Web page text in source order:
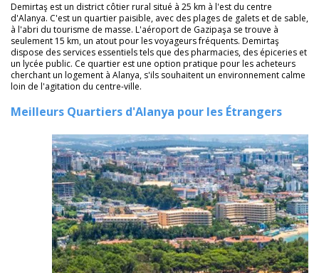
Demirtaş est un district côtier rural situé à 25 km à l'est du centre
d'Alanya. C'est un quartier paisible, avec des plages de galets et de sable,
à l'abri du tourisme de masse. L'aéroport de Gazipaşa se trouve à
seulement 15 km, un atout pour les voyageurs fréquents. Demirtaş
dispose des services essentiels tels que des pharmacies, des épiceries et
un lycée public. Ce quartier est une option pratique pour les acheteurs
cherchant un logement à Alanya, s'ils souhaitent un environnement calme
loin de l'agitation du centre-ville.
Meilleurs Quartiers d'Alanya pour les Étrangers